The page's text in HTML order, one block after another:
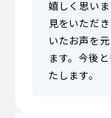
嬉しく思い
見をいただ
いたお声を
ます。今後
たします。